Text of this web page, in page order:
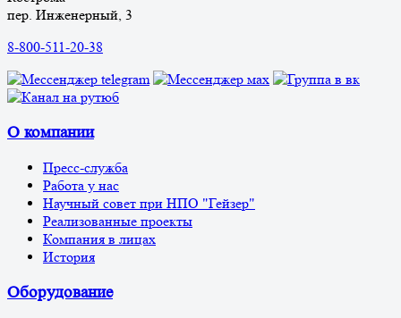
пер. Инженерный, 3
8-800-511-20-38
О компании
Пресс-служба
Работа у нас
Научный совет при НПО "Гейзер"
Реализованные проекты
Компания в лицах
История
Оборудование